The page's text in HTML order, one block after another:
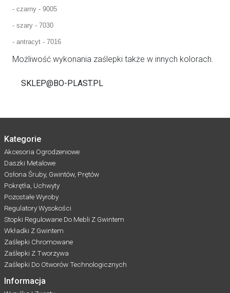
- czarny - 9005
- szary - 7030
- antracyt - 7016
Możliwość wykonania zaślepki także w innych kolorach.
SKLEP@BO-PLAST.PL
Kategorie
Akcesoria Ogrodzeniowe
Daszki Metalowe
Osłona Śruby, Gwintów, Prętów
Pokrętła, Uchwyty
Pozostałe Wyroby
Regulatory Wysokości
Stopki Regulowane Do Mebli Z Gwintem
Wkładki Z Gwintem
Zaślepki Chromowane
Zaślepki Z Tworzywa
Zaślepki Do Otworów Technologicznych
Informacja